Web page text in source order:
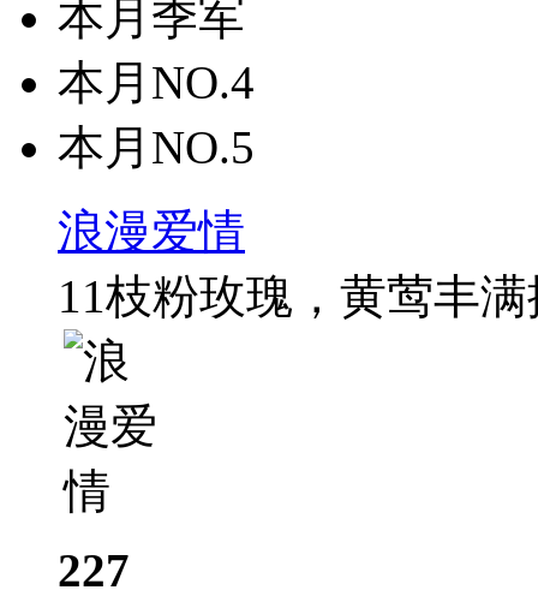
本月季军
本月NO.4
本月NO.5
浪漫爱情
11枝粉玫瑰，黄莺丰
227